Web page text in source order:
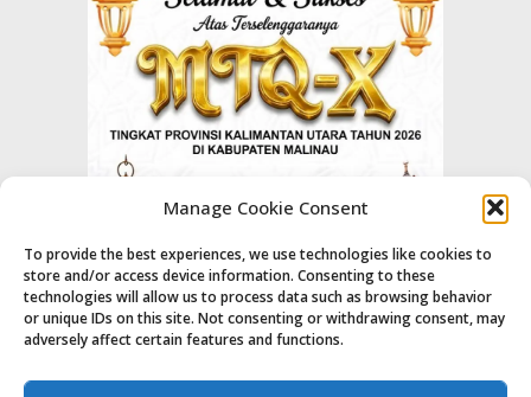
Manage Cookie Consent
To provide the best experiences, we use technologies like cookies to
store and/or access device information. Consenting to these
technologies will allow us to process data such as browsing behavior
or unique IDs on this site. Not consenting or withdrawing consent, may
adversely affect certain features and functions.